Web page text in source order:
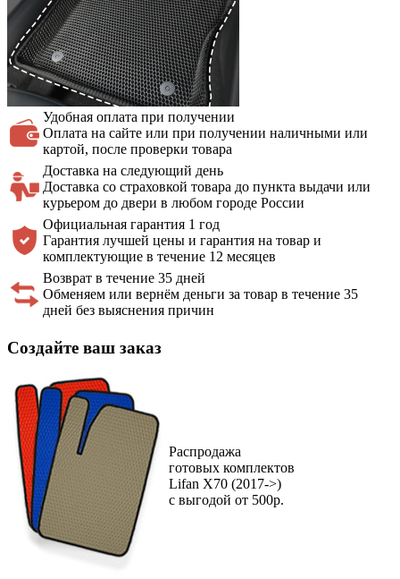
Удобная оплата при получении
Оплата на сайте или при получении наличными или
картой, после проверки товара
Доставка на следующий день
Доставка со страховкой товара до пункта выдачи или
курьером до двери в любом городе России
Официальная гарантия 1 год
Гарантия лучшей цены и гарантия на товар и
комплектующие в течение 12 месяцев
Возврат в течение 35 дней
Обменяем или вернём деньги за товар в течение 35
дней без выяснения причин
Создайте ваш заказ
Распродажа
готовых комплектов
Lifan X70 (2017->)
с выгодой от 500р.